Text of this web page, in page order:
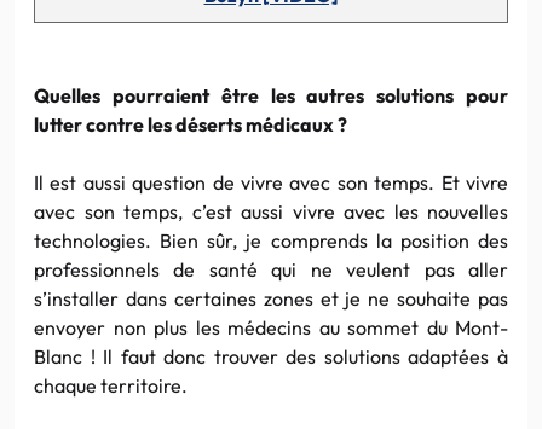
Quelles pourraient être les autres solutions pour
lutter contre les déserts médicaux ?
Il est aussi question de vivre avec son temps. Et vivre
avec son temps, c’est aussi vivre avec les nouvelles
technologies. Bien sûr, je comprends la position des
professionnels de santé qui ne veulent pas aller
s’installer dans certaines zones et je ne souhaite pas
envoyer non plus les médecins au sommet du Mont-
Blanc ! Il faut donc trouver des solutions adaptées à
chaque territoire.